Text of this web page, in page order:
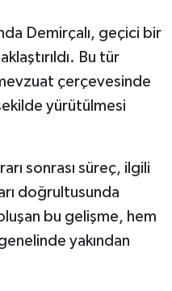
Demirçalı, geçici bir
Bu tür
çerçevesinde
yürütülmesi
sonrası süreç, ilgili
doğrultusunda
bu gelişme, hem
yakından